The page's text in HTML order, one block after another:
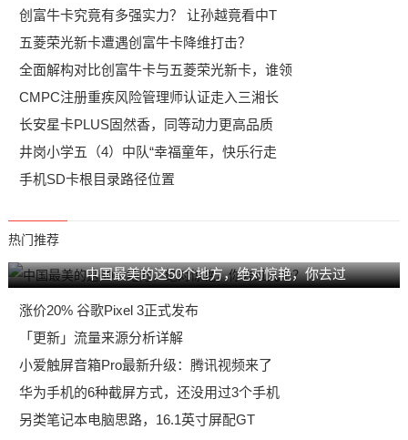
创富牛卡究竟有多强实力？ 让孙越竟看中T
五菱荣光新卡遭遇创富牛卡降维打击？
全面解构对比创富牛卡与五菱荣光新卡，谁领
CMPC注册重疾风险管理师认证走入三湘长
长安星卡PLUS固然香，同等动力更高品质
井岗小学五（4）中队“幸福童年，快乐行走
手机SD卡根目录路径位置
热门推荐
中国最美的这50个地方，绝对惊艳，你去过
涨价20% 谷歌Pixel 3正式发布
「更新」流量来源分析详解
小爱触屏音箱Pro最新升级：腾讯视频来了
华为手机的6种截屏方式，还没用过3个手机
另类笔记本电脑思路，16.1英寸屏配GT